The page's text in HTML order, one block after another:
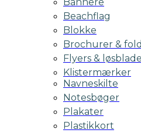
Beachflag
Blokke
Brochurer &
Flyers & løsblade
Klistermærker
Navneskilte
Notesbøger
Plakater
Plastikkort